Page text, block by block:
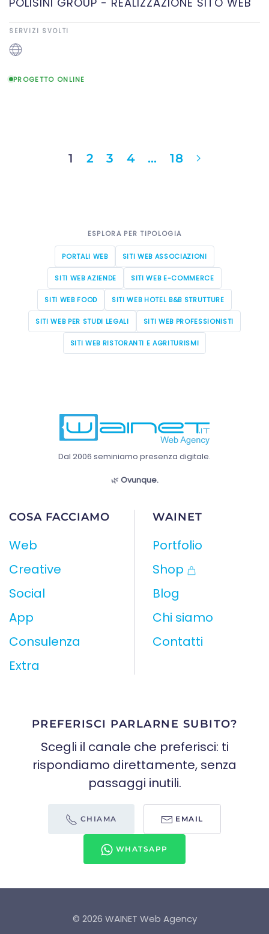
SERVIZI SVOLTI
PROGETTO ONLINE
1 2 3 4 … 18
ESPLORA PER TIPOLOGIA
PORTALI WEB SITI WEB ASSOCIAZIONI
SITI WEB AZIENDE SITI WEB E-COMMERCE
SITI WEB FOOD SITI WEB HOTEL B&B STRUTTURE
SITI WEB PER STUDI LEGALI SITI WEB PROFESSIONISTI
SITI WEB RISTORANTI E AGRITURISMI
Dal 2006 seminiamo presenza digitale.
🌿 Ovunque.
COSA FACCIAMO
Web
Creative
Social
App
Consulenza
Extra
WAINET
Portfolio
Shop
Blog
Chi siamo
Contatti
PREFERISCI PARLARNE SUBITO?
Scegli il canale che preferisci: ti
rispondiamo direttamente, senza
passaggi inutili.
CHIAMA EMAIL
WHATSAPP
© 2026 WAINET Web Agency